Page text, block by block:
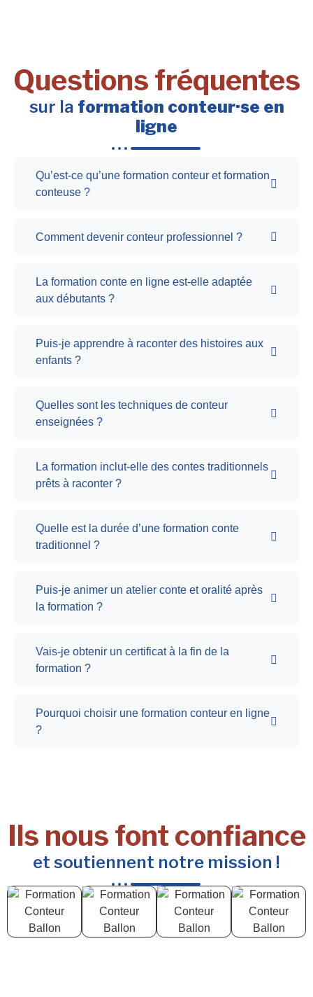
Questions fréquentes
sur la formation conteur·se en
ligne
Qu’est-ce qu’une formation conteur et formation
conteuse ?
Comment devenir conteur professionnel ?
La formation conte en ligne est-elle adaptée
aux débutants ?
Puis-je apprendre à raconter des histoires aux
enfants ?
Quelles sont les techniques de conteur
enseignées ?
La formation inclut-elle des contes traditionnels
prêts à raconter ?
Quelle est la durée d’une formation conte
traditionnel ?
Puis-je animer un atelier conte et oralité après
la formation ?
Vais-je obtenir un certificat à la fin de la
formation ?
Pourquoi choisir une formation conteur en ligne
?
Ils nous font confiance
et soutiennent notre mission !